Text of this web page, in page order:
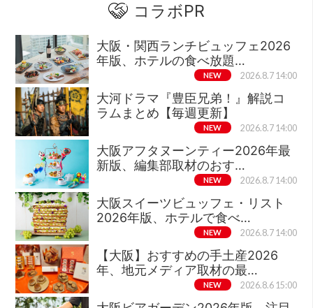
コラボPR
大阪・関西ランチビュッフェ2026
年版、ホテルの食べ放題…
NEW 2026.8.7 14:00
大河ドラマ『豊臣兄弟！』解説コ
ラムまとめ【毎週更新】
NEW 2026.8.7 14:00
大阪アフタヌーンティー2026年最
新版、編集部取材のおす…
NEW 2026.8.7 14:00
大阪スイーツビュッフェ・リスト
2026年版、ホテルで食べ…
NEW 2026.8.7 14:00
【大阪】おすすめの手土産2026
年、地元メディア取材の最…
NEW 2026.8.6 15:00